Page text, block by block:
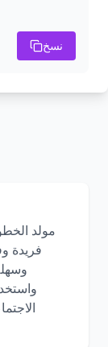
نسخ
مولد
فريدة